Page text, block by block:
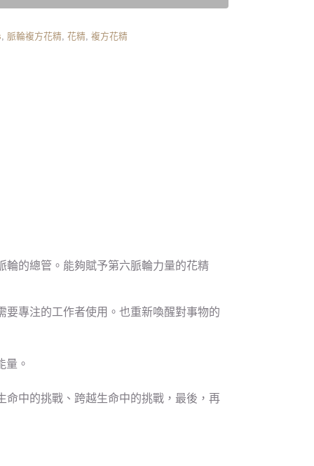
脈輪複方花精 花精 複方花精
輪的總管。能夠賦予第六脈輪力量的花精
專注的工作者使用。也重新喚醒對事物的
量。
命中的挑戰、跨越生命中的挑戰，最後，再